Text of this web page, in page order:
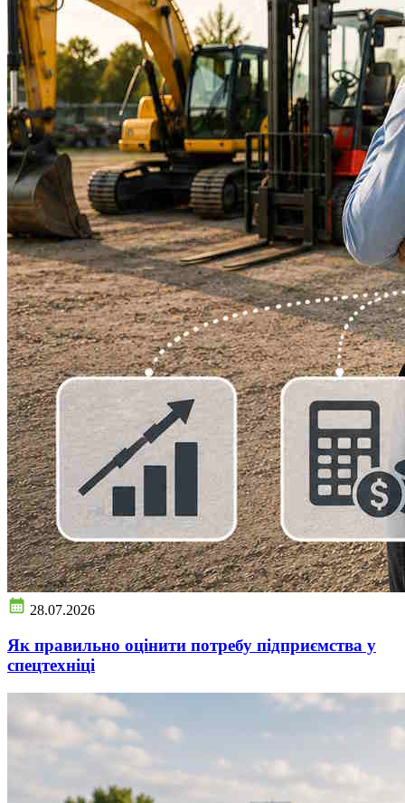
28.07.2026
Як правильно оцінити потребу підприємства у
спецтехніці